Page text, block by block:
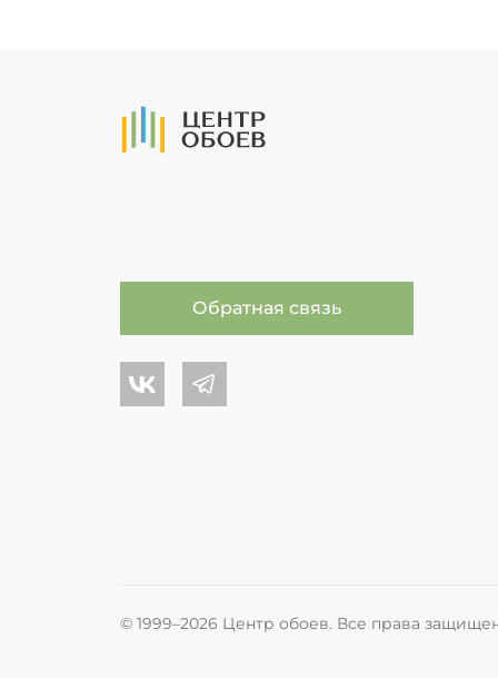
На Главную
Обратная связь
Центр обоев во Вконтакте
Центр обоев в Телеграме
© 1999–2026 Центр обоев. Все права